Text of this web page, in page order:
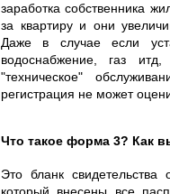
заработка собственника
за квартиру и они
Даже в случае если
водоснабжение, газ
"техническое"
регистрация не может
Что такое форма 3? Как
Это бланк